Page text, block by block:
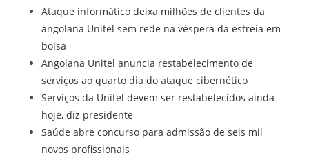
Ataque informático deixa milhões de clientes da
angolana Unitel sem rede na véspera da estreia em
bolsa
Angolana Unitel anuncia restabelecimento de
serviços ao quarto dia do ataque cibernético
Serviços da Unitel devem ser restabelecidos ainda
hoje, diz presidente
Saúde abre concurso para admissão de seis mil
novos profissionais